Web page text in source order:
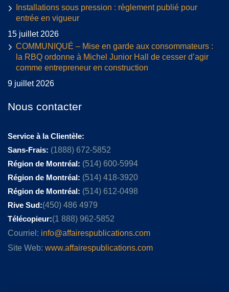
Installations sous pression : règlement publié pour
entrée en vigueur
15 juillet 2026
COMMUNIQUÉ – Mise en garde aux consommateurs :
la RBQ ordonne à Michel Junior Hall de cesser d’agir
comme entrepreneur en construction
9 juillet 2026
Nous contacter
Service à la Clientèle:
Sans-Frais: (1888) 672-5852
Région de Montréal: (514) 600-5994
Région de Montréal: (514) 418-3920
Région de Montréal: (514) 612-0498
Rive Sud:(450) 486 4979
Télécopieur:(1 888) 962-5852
Courriel: info@affairespublications.com
Site Web: www.affairespublications.com